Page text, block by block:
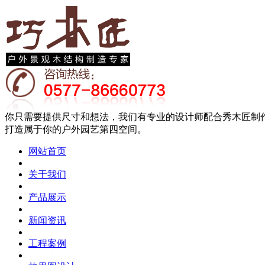
你只需要提供尺寸和想法，我们有专业的设计师配合秀木匠制
打造属于你的户外园艺第四空间。
网站首页
关于我们
产品展示
新闻资讯
工程案例